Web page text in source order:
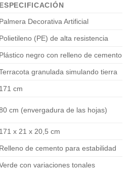
ESPECIFICACIÓN
Palmera Decorativa Artificial
Polietileno (PE) de alta resistencia
Plástico negro con relleno de cemento
granulada simulando tierra
171 cm
cm (envergadura de las hojas)
171 x 21 x 20,5 cm
Relleno de cemento para estabilidad
con variaciones tonales